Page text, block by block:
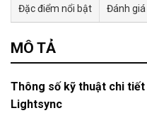
Đặc điểm nổi bật Đánh giá
Tư vấn & bán hàng qua
MÔ TẢ
Thông số kỹ thuật chi
Lightsync